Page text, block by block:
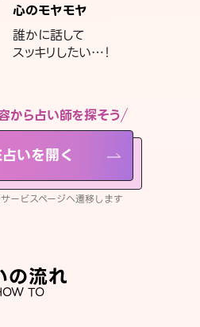
心のモヤモヤ
誰かに話して
スッキリしたい…！
から占い師を探そう
いを開く
ービスページへ遷移します
の流れ
TO